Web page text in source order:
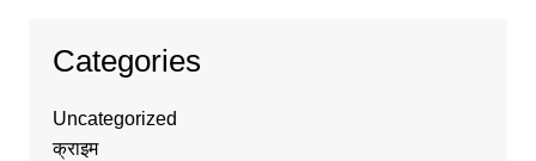
Categories
Uncategorized
क्राइम